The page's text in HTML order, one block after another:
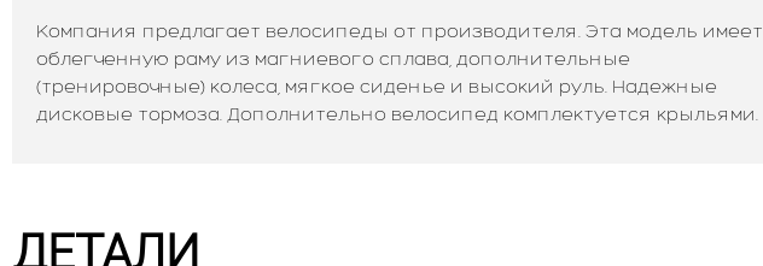
Компания предлагает велосипеды от производителя. Эта модель имеет
облегченную раму из магниевого сплава, дополнительные
(тренировочные) колеса, мягкое сиденье и высокий руль. Надежные
дисковые тормоза. Дополнительно велосипед комплектуется крыльями.
ДЕТАЛИ